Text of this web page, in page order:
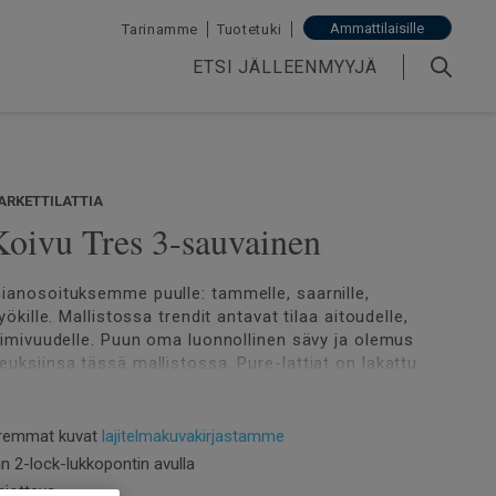
Tarinamme Tuotetuki Ammattilaisille
ETSI JÄLLEENMYYJÄ
Tres 3-sauvainen
puulle: tammelle, saarnille,
Mallistossa trendit antavat tilaa aitoudelle,
Puun oma luonnollinen sävy ja olemus
tässä mallistossa. Pure-lattiat on lakattu
kuvat lajitelmakuvakirjastamme
2-lock-lukkopontin avulla